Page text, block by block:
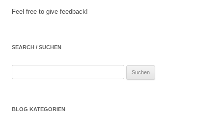
Feel free to give feedback!
SEARCH / SUCHEN
BLOG KATEGORIEN